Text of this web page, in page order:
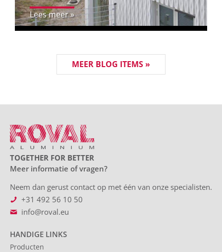
Lees meer »
MEER BLOG ITEMS »
TOGETHER FOR BETTER
Meer informatie of vragen?
Neem dan gerust contact op met één van onze specialisten.
+31 492 56 10 50
info@roval.eu
HANDIGE LINKS
Producten